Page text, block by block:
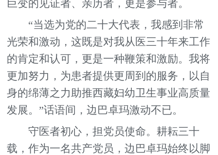
巨变的见证者、亲历者，更是参与者。
“当选为党的二十大代表，我感到非常
光荣和激动，这既是对我从医三十年来工作
的肯定和认可，更是一种鞭策和激励。我将
更加努力，为患者提供更周到的服务，以自
身的绵薄之力助推西藏妇幼卫生事业高质量
发展。”话语间，边巴卓玛激动不已。
守医者初心，担党员使命。耕耘三十
载，作为一名共产党员，边巴卓玛始终以脚